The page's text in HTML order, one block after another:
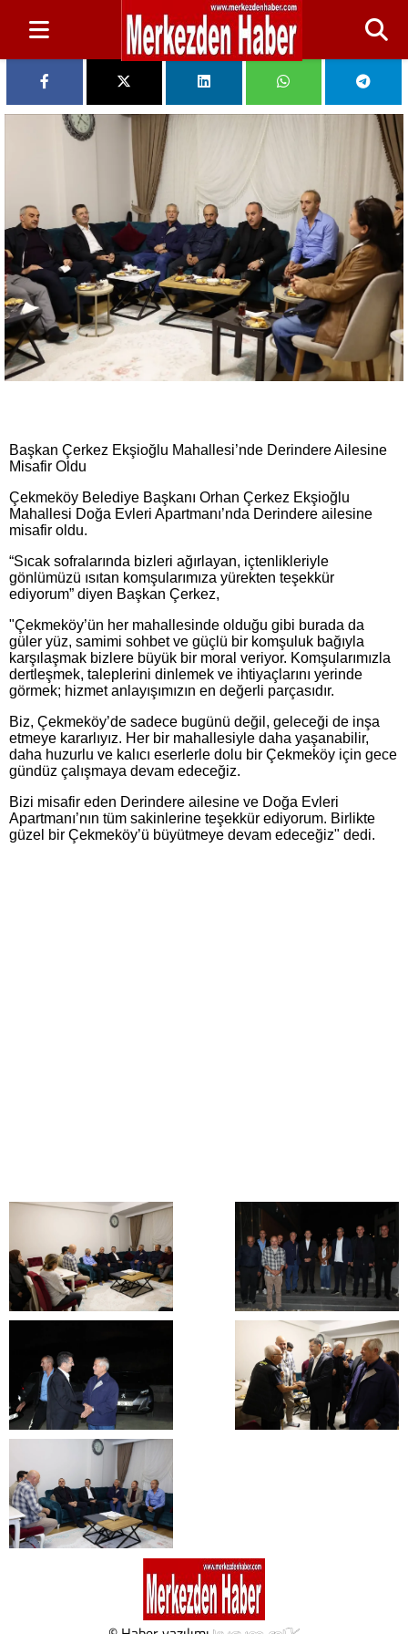
Başkan Çerkez Ekşioğlu Mahallesi’nde Derindere Ailesine
Misafir Oldu
Çekmeköy Belediye Başkanı Orhan Çerkez Ekşioğlu
Mahallesi Doğa Evleri Apartmanı’nda Derindere ailesine
misafir oldu.
“Sıcak sofralarında bizleri ağırlayan, içtenlikleriyle
gönlümüzü ısıtan komşularımıza yürekten teşekkür
ediyorum” diyen Başkan Çerkez,
"Çekmeköy’ün her mahallesinde olduğu gibi burada da
güler yüz, samimi sohbet ve güçlü bir komşuluk bağıyla
karşılaşmak bizlere büyük bir moral veriyor. Komşularımızla
dertleşmek, taleplerini dinlemek ve ihtiyaçlarını yerinde
görmek; hizmet anlayışımızın en değerli parçasıdır.
Biz, Çekmeköy’de sadece bugünü değil, geleceği de inşa
etmeye kararlıyız. Her bir mahallesiyle daha yaşanabilir,
daha huzurlu ve kalıcı eserlerle dolu bir Çekmeköy için gece
gündüz çalışmaya devam edeceğiz.
Bizi misafir eden Derindere ailesine ve Doğa Evleri
Apartmanı’nın tüm sakinlerine teşekkür ediyorum. Birlikte
güzel bir Çekmeköy’ü büyütmeye devam edeceğiz" dedi.